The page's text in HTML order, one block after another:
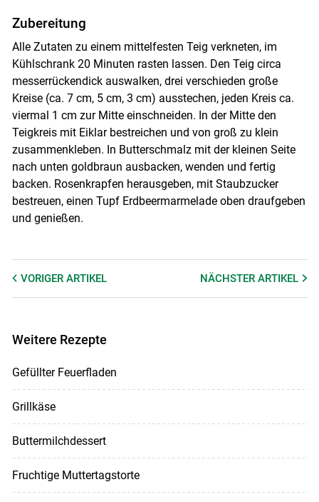
Zubereitung
Alle Zutaten zu einem mittelfesten Teig verkneten, im
Kühlschrank 20 Minuten rasten lassen. Den Teig circa
messerrückendick auswalken, drei verschieden große
Kreise (ca. 7 cm, 5 cm, 3 cm) ausstechen, jeden Kreis ca.
viermal 1 cm zur Mitte einschneiden. In der Mitte den
Teigkreis mit Eiklar bestreichen und von groß zu klein
zusammenkleben. In Butterschmalz mit der kleinen Seite
nach unten goldbraun ausbacken, wenden und fertig
backen. Rosenkrapfen herausgeben, mit Staubzucker
bestreuen, einen Tupf Erdbeermarmelade oben draufgeben
und genießen.
VORIGER ARTIKEL NÄCHSTERARTIKEL
Weitere Rezepte
Gefüllter Feuerfladen
Grillkäse
Buttermilchdessert
Fruchtige Muttertagstorte